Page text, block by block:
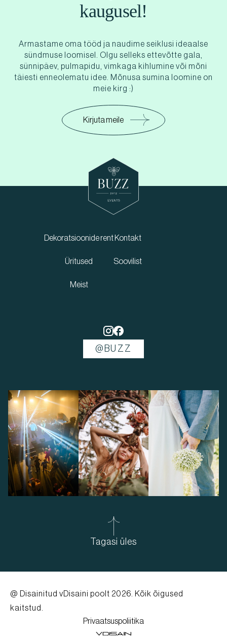
kaugusel!
Armastame oma tööd ja naudime seiklusi ideaalse
sündmuse loomisel. Olgu selleks ettevõtte gala,
sünnipäev, pulmapidu, vimkaga kihlumine või mõni
täiesti enneolematu idee. Mõnusa sumina loomine on
meie kirg :)
Kirjuta meile
@BUZZ
Dekoratsioonide rent
Üritused
Meist
Kontakt
Soovilist
Tagasi üles
@ Disainitud vDisaini poolt 2026. Kõik õigused
kaitstud.
Privaatsuspoliitika